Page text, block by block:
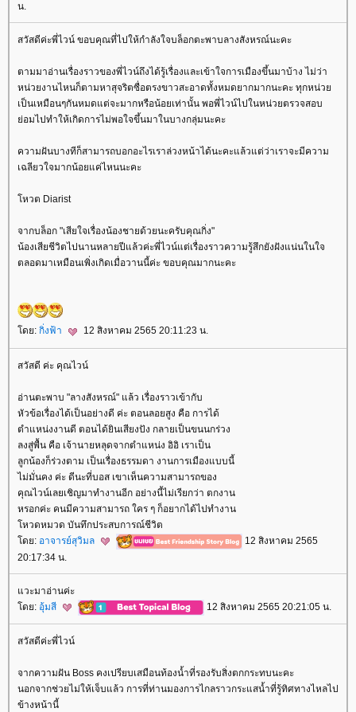
น.
สวัสดีค่ะพี่ไวน์ ขอบคุณที่ไปให้กำลังใจบล็อกตะพาบลางสังหรณ์นะคะ
ตามมาอ่านเรื่องราวของพี่ไวน์ถึงได้รู้เรื่องและเข้าใจการเมืองขึ้นมาบ้าง ไม่ว่า
หน่วยงานไหนก็ตามหาสุจริตซื่อตรงขาวสะอาดทั้งหมดยากมากนะคะ ทุกหน่ว
เป็นเหมือนๆกันหมดแต่จะมากหรือน้อยเท่านั้น พอพี่ไวน์ไปในหน่วยตรวจสอบ
่อมไปทำให้เกิดการไม่พอใจขึ้นมาในบางกลุ่มนะคะ
ความฝันบางทีก็สามารถบอกอะไรเราล่วงหน้าได้นะคะแล้วแต่ว่าเราจะมีความ
เฉลียวใจมากน้อยแค่ไหนนะคะ
หวต Diarist
จากบล็อก "เสียใจเรื่องน้องชายด้วยนะครับคุณกิ่ง"
น้องเสียชีวิตไปนานหลายปีแล้วค่ะพี่ไวน์แต่เรื่องราวความรู้สึกยังฝังแน่นในใจ
ตลอดมาเหมือนเพิ่งเกิดเมื่อวานนี้ค่ะ ขอบคุณมากนะคะ
ดย: กิ่งฟ้า 12 สิงหาคม 2565 20:11:23 น.
สวัสดี ค่ะ คุณไวน์
อ่านตะพาบ "ลางสังหรณ์" แล้ว เรื่องราวเข้ากับ
หัวข้อเรื่องได้เป็นอย่างดี ค่ะ ตอนลอยสูง คือ การได้
ตำแหน่งงานดี ตอนได้ยินเสียงปัง กลายเป็นขนนกร่วง
ลงสู่พื้น คือ เจ้านายหลุดจากตำแหน่ง อิอิ เราเป็น
ลูกน้องก็ร่วงตาม เป็นเรื่องธรรมดา งานการเมืองแบบนี้
ไม่มั่นคง ค่ะ ดีนะที่บอส เขาเห็นความสามารถของ
คุณไวน์เลยเชิญมาทำงานอีก อย่างนี้ไม่เรียกว่า ตกงาน
หรอกค่ะ คนมีความสามารถ ใคร ๆ ก็อยากได้ไปทำงาน
หวดหมวด บันทึกประสบการณ์ชีวิต
ดย: อาจารย์สุวิมล
12 สิงหาคม 2565
20:17:34 น.
วะมาอ่านค่ะ
ดย: อุ้มสี 12 สิงหาคม 2565 20:21:05 น.
สวัสดีค่ะพี่ไวน์
จากความฝัน Boss คงเปรียบเสมือนท้องน้ำที่รองรับสิ่งตกกระทบนะคะ
นอกจากช่วยไม่ให้เจ็บแล้ว การที่ท่านมองการไกลราวกระแสน้ำที่รู้ทิศทางไหลไป
ข้างหน้านี้